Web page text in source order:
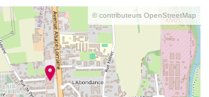
© contributeurs OpenStreetMap